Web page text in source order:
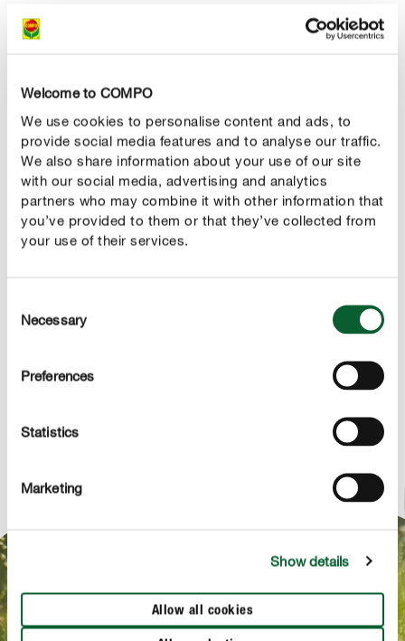
Welcome to COMPO
We use cookies to personalise content and ads, to
provide social media features and to analyse our traffic.
We also share information about your use of our site
with our social media, advertising and analytics
partners who may combine it with other information that
you’ve provided to them or that they’ve collected from
your use of their services.
Selection
Necessary
Preferences
Statistics
Marketing
Show details
Allow all cookies
optimale Bodenverbesserung
sorgt für eine gute Versorgung mit organischen
Nährstoffen
Folie besteht aus > 80 % PCR-Kunststoffrezyklat mit
Blauem Engel
ANWENDUNG
TECHNISCHE DETAILS
Bis zum 15.08.2026 Newsletter abonnieren
und gewinnen!